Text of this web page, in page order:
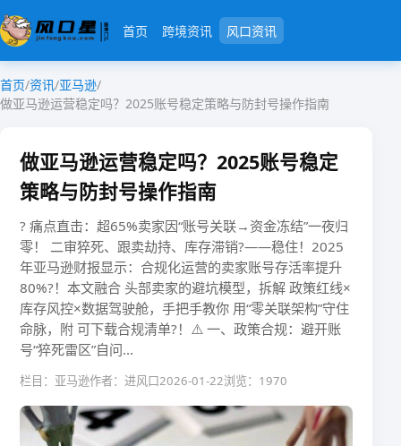
首页 跨境资讯 风口资讯
首页/资讯/亚马逊/
做亚马逊运营稳定吗？2025账号稳定策略与防封号操作指南
做亚马逊运营稳定吗？2025账号稳定
策略与防封号操作指南
? ​​痛点直击​​：​​超65%卖家因“账号关联→资金冻结”一夜归
零！​​ 二审猝死、跟卖劫持、库存滞销?——稳住！2025
年亚马逊财报显示：​​合规化运营的卖家账号存活率提升
80%​​?！本文融合 ​​头部卖家的避坑模型​​，拆解 ​​政策红线×
库存风控×数据驾驶舱​​，手把手教你 ​​用“零关联架构”守住
命脉​​，附 ​​可下载合规清单​​?！⚠️ 一、政策合规：避开账
号“猝死雷区”​​自问...
栏目：亚马逊作者：进风口2026-01-22浏览：1970